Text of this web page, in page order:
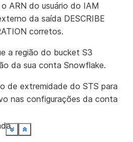
Show less
See moreShow less
See moreShow less
See moreShow less
See moreShow less
See moreShow less
See moreShow less
See moreShow less
See moreShow less
See moreShow less
See moreShow less
See moreShow less
See moreShow less
See more
ARN do usuário do IAM
da saída DESCRIBE
corretos.
a região do bucket S3
da sua conta Snowflake.
de extremidade do STS para
nas configurações da conta